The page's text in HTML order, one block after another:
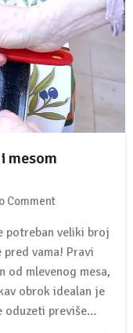
mesom
Comment
potreban veliki broj
vama! Pravi
od mlevenog mesa,
obrok idealan je
oduzeti previše…